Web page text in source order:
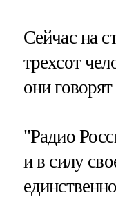
Cейчас на
трехсот
они
"Радио
и в силу